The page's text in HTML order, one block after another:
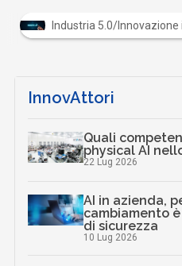
Industria 5.0/Innovazione
InnovAttori
Quali
physical AI
22 Lug 2026
AI in azienda,
cambiamento
di sicurezza
10 Lug 2026